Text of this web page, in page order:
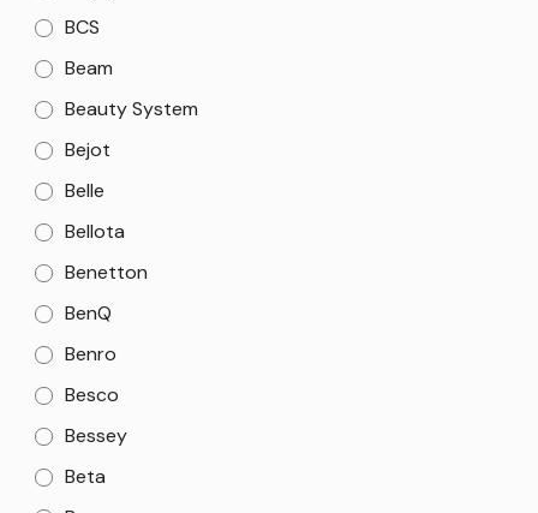
BCS
Beam
Beauty System
Bejot
Belle
Bellota
Benetton
BenQ
Benro
Besco
Bessey
Beta